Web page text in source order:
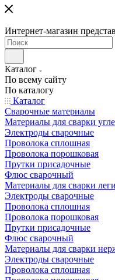
Интернет-магазин
Каталог
По всему сайту
По каталогу
Каталог
Сварочные материалы
Материалы для сварки
Электроды сварочные
Проволока сплошная
Проволока порошковая
Прутки присадочные
Флюс сварочный
Материалы для сварки
Электроды сварочные
Проволока сплошная
Проволока порошковая
Прутки присадочные
Флюс сварочный
Материалы для сварки
Электроды сварочные
Проволока сплошная